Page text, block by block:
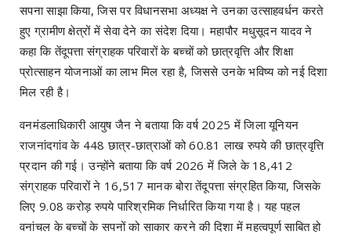
सपना साझा किया, जिस पर विधानसभा अध्यक्ष ने उनका उत्साहवर्धन करते
हुए ग्रामीण क्षेत्रों में सेवा देने का संदेश दिया। महापौर मधुसूदन यादव ने
कहा कि तेंदूपत्ता संग्राहक परिवारों के बच्चों को छात्रवृत्ति और शिक्षा
प्रोत्साहन योजनाओं का लाभ मिल रहा है, जिससे उनके भविष्य को नई दिशा
मिल रही है।
वनमंडलाधिकारी आयुष जैन ने बताया कि वर्ष 2025 में जिला यूनियन
राजनांदगांव के 448 छात्र-छात्राओं को 60.81 लाख रुपये की छात्रवृत्ति
प्रदान की गई। उन्होंने बताया कि वर्ष 2026 में जिले के 18,412
संग्राहक परिवारों ने 16,517 मानक बोरा तेंदूपत्ता संग्रहित किया, जिसके
लिए 9.08 करोड़ रुपये पारिश्रमिक निर्धारित किया गया है। यह पहल
वनांचल के बच्चों के सपनों को साकार करने की दिशा में महत्वपूर्ण साबित हो